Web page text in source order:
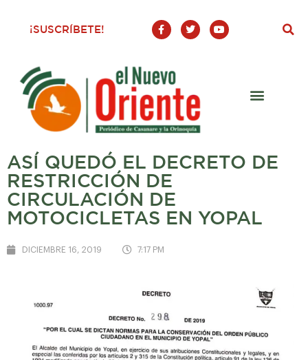
¡SUSCRÍBETE!
F
a
c
o
o
-
T
w
i
Y
o
u
ASÍ QUEDÓ EL DECRETO DE
RESTRICCIÓN DE
CIRCULACIÓN DE
MOTOCICLETAS EN YOPAL
DICIEMBRE 16, 2019 7:17 PM